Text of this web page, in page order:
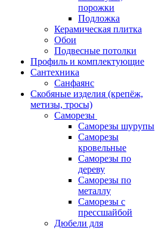
порожки
Подложка
Керамическая плитка
Обои
Подвесные потолки
Профиль и комплектующие
Сантехника
Санфаянс
Скобяные изделия (крепёж,
метизы, тросы)
Саморезы
Саморезы шурупы
Саморезы
кровельные
Саморезы по
дереву
Саморезы по
металлу
Саморезы с
прессшайбой
Дюбели для